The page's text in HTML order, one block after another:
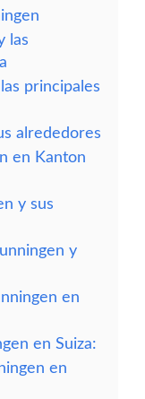
las
principales
alrededores
en Kanton
y sus
y
en
en Suiza:
en